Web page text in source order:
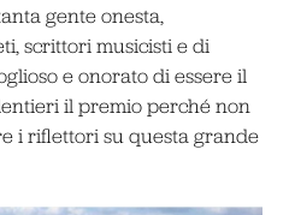
gente onesta,
scrittori musicisti e di
e onorato di essere il
il premio perché non
i riflettori su questa grande